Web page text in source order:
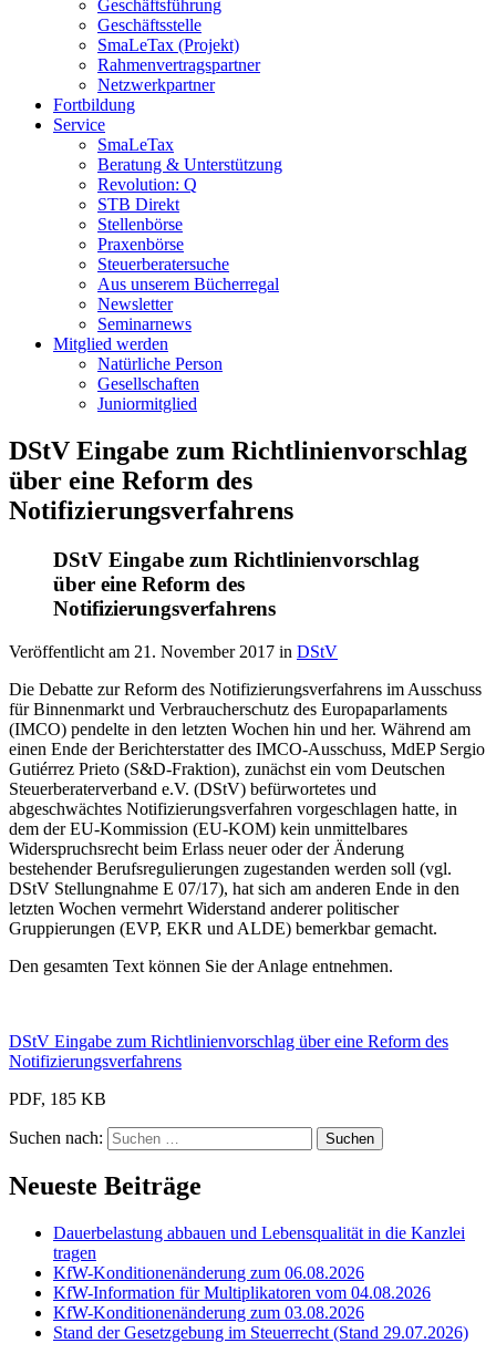
Geschäftsführung
Geschäftsstelle
SmaLeTax (Projekt)
Rahmenvertragspartner
Netzwerkpartner
Fortbildung
Service
SmaLeTax
Beratung & Unterstützung
Revolution: Q
STB Direkt
Stellenbörse
Praxenbörse
Steuerberatersuche
Aus unserem Bücherregal
Newsletter
Seminarnews
Mitglied werden
Natürliche Person
Gesellschaften
Juniormitglied
DStV Eingabe zum Richtlinienvorschlag
über eine Reform des
Notifizierungsverfahrens
DStV Eingabe zum Richtlinienvorschlag
über eine Reform des
Notifizierungsverfahrens
Veröffentlicht am 21. November 2017 in DStV
Die Debatte zur Reform des Notifizierungsverfahrens im Ausschuss
für Binnenmarkt und Verbraucherschutz des Europaparlaments
(IMCO) pendelte in den letzten Wochen hin und her. Während am
einen Ende der Berichterstatter des IMCO-Ausschuss, MdEP Sergio
Gutiérrez Prieto (S&D-Fraktion), zunächst ein vom Deutschen
Steuerberaterverband e.V. (DStV) befürwortetes und
abgeschwächtes Notifizierungsverfahren vorgeschlagen hatte, in
dem der EU-Kommission (EU-KOM) kein unmittelbares
Widerspruchsrecht beim Erlass neuer oder der Änderung
bestehender Berufsregulierungen zugestanden werden soll (vgl.
DStV Stellungnahme E 07/17), hat sich am anderen Ende in den
letzten Wochen vermehrt Widerstand anderer politischer
Gruppierungen (EVP, EKR und ALDE) bemerkbar gemacht.
Den gesamten Text können Sie der Anlage entnehmen.
DStV Eingabe zum Richtlinienvorschlag über eine Reform des
Notifizierungsverfahrens
PDF, 185 KB
Suchen nach:
Neueste Beiträge
Dauerbelastung abbauen und Lebensqualität in die Kanzlei
tragen
KfW-Konditionenänderung zum 06.08.2026
KfW-Information für Multiplikatoren vom 04.08.2026
KfW-Konditionenänderung zum 03.08.2026
Stand der Gesetzgebung im Steuerrecht (Stand 29.07.2026)